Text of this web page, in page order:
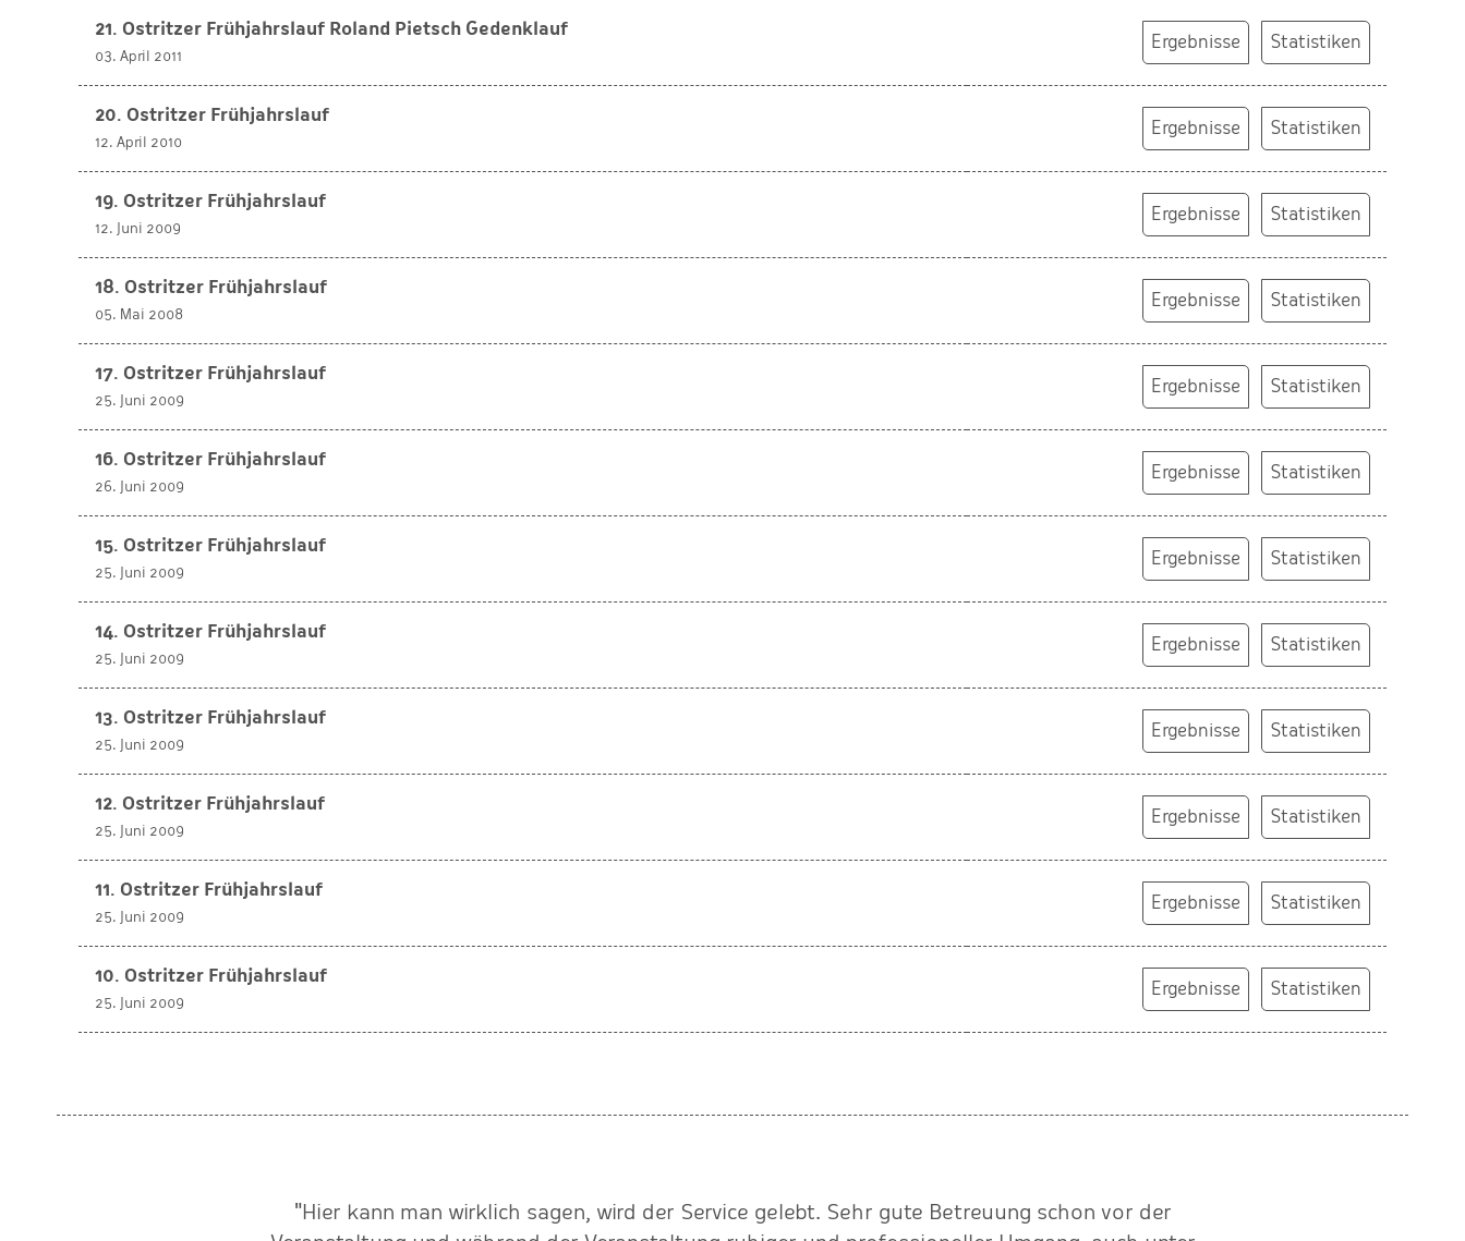
21. Ostritzer Frühjahrslauf Roland Pietsch Gedenklauf
03. April 2011
Ergebnisse Statistiken
20. Ostritzer Frühjahrslauf
12. April 2010
Ergebnisse Statistiken
19. Ostritzer Frühjahrslauf
12. Juni 2009
Ergebnisse Statistiken
18. Ostritzer Frühjahrslauf
05. Mai 2008
Ergebnisse Statistiken
17. Ostritzer Frühjahrslauf
25. Juni 2009
Ergebnisse Statistiken
16. Ostritzer Frühjahrslauf
26. Juni 2009
Ergebnisse Statistiken
15. Ostritzer Frühjahrslauf
25. Juni 2009
Ergebnisse Statistiken
14. Ostritzer Frühjahrslauf
25. Juni 2009
Ergebnisse Statistiken
13. Ostritzer Frühjahrslauf
25. Juni 2009
Ergebnisse Statistiken
12. Ostritzer Frühjahrslauf
25. Juni 2009
Ergebnisse Statistiken
11. Ostritzer Frühjahrslauf
25. Juni 2009
Ergebnisse Statistiken
10. Ostritzer Frühjahrslauf
25. Juni 2009
Ergebnisse Statistiken
"Hier kann man wirklich sagen, wird der Service gelebt. Sehr gute Betreuung schon vor der